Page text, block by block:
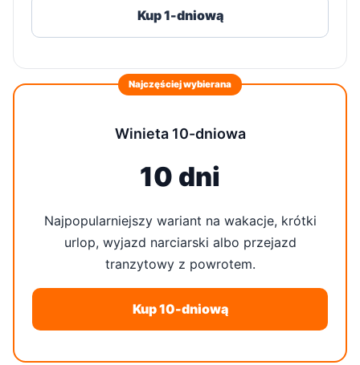
Kup 1-dniową
Najczęściej wybierana
Winieta 10-dniowa
10 dni
Najpopularniejszy wariant na wakacje, krótki
urlop, wyjazd narciarski albo przejazd
tranzytowy z powrotem.
Kup 10-dniową